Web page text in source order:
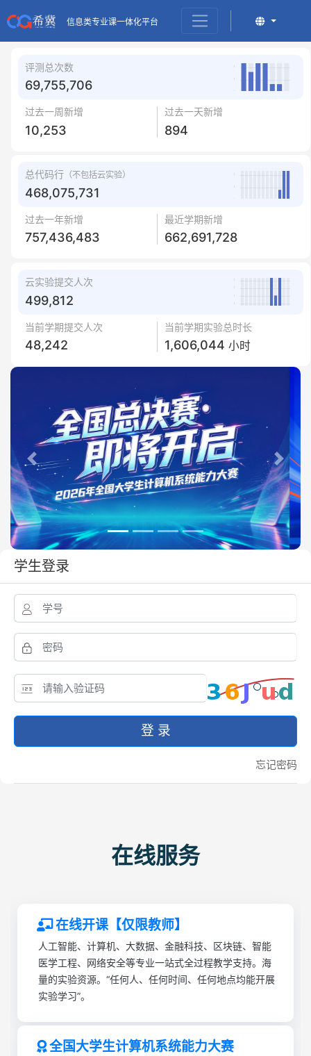
信息类专业课一体化平台
评测总次数
69,755,706
过去一周新增
10,253
过去一天新增
894
总代码行 （不包括云实验）
468,075,731
过去一年新增
757,436,483
最近学期新增
662,691,728
云实验提交人次
499,812
当前学期提交人次
48,242
当前学期实验总时长
1,606,044 小时
Previous Next
学生登录
登 录
忘记密码
在线服务
在线开课【仅限教师】
人工智能、计算机、大数据、金融科技、区块链、智能
医学工程、网络安全等专业一站式全过程教学支持。海
量的实验资源。“任何人、任何时间、任何地点均能开展
实验学习”。
全国大学生计算机系统能力大赛